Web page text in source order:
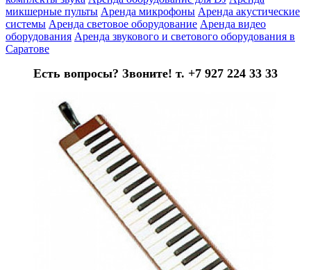
микшерные пульты Аренда микрофоны Аренда акустические
системы Аренда световое оборудование Аренда видео
оборудования Аренда звукового и светового оборудования в
Саратове
Есть вопросы? Звоните! т. +7 927 224 33 33